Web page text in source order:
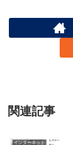
関連記事
インターネット